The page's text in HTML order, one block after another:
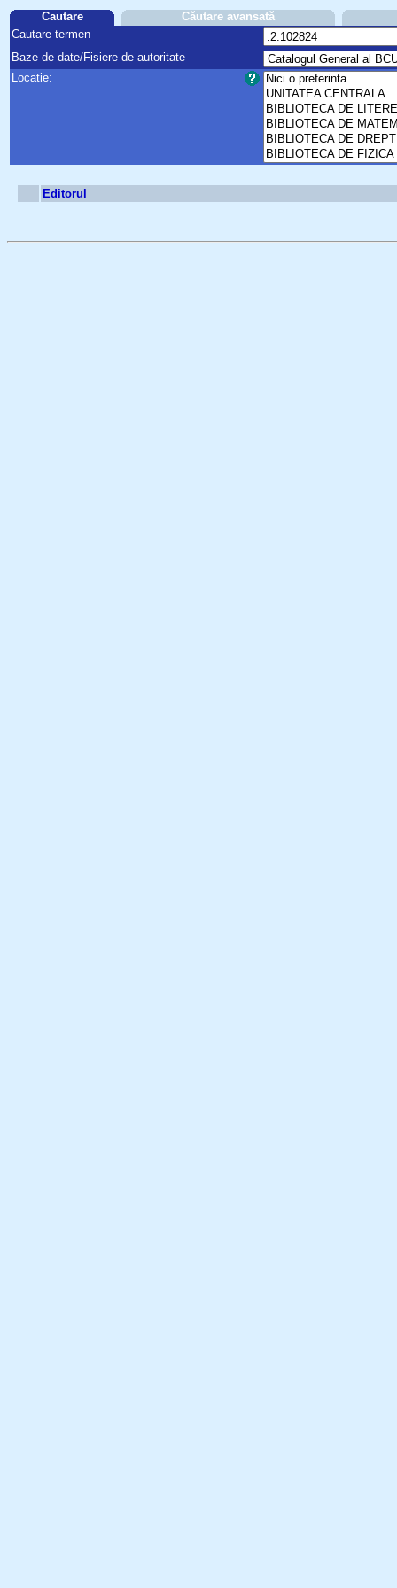
Cautare
Căutare avansată
Cautare termen
Baze de date/Fisiere de autoritate
Locatie:
Editorul